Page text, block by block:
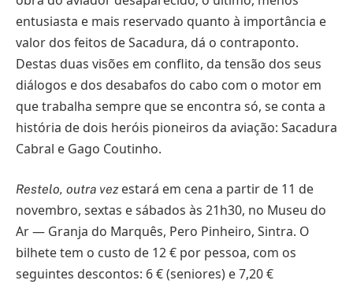
entusiasta e mais reservado quanto à importância e
valor dos feitos de Sacadura, dá o contraponto.
Destas duas visões em conflito, da tensão dos seus
diálogos e dos desabafos do cabo com o motor em
que trabalha sempre que se encontra só, se conta a
história de dois heróis pioneiros da aviação: Sacadura
Cabral e Gago Coutinho.
Restelo, outra vezestará em cena a partir de 11 de
novembro, sextas e sábados às 21h30, no Museu do
Ar — Granja do Marquês, Pero Pinheiro, Sintra. O
bilhete tem o custo de 12 € por pessoa, com os
seguintes descontos: 6 € (seniores) e 7,20 €